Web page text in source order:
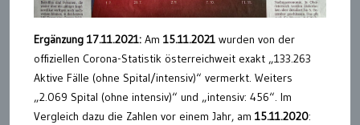
Ergänzung 17.11.2021: Am 15.11.2021 wurden von der
offiziellen Corona-Statistik österreichweit exakt „133.263
Aktive Fälle (ohne Spital/intensiv)“ vermerkt. Weiters
„2.069 Spital (ohne intensiv)“ und „intensiv: 456“. Im
Vergleich dazu die Zahlen vor einem Jahr, am 15.11.2020: